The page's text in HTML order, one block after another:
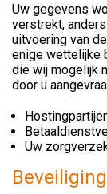
Uw gegevens
verstrekt,
uitvoering van
enige wettelijke
die wij mogelijk
door u
Uw
Beveiliging